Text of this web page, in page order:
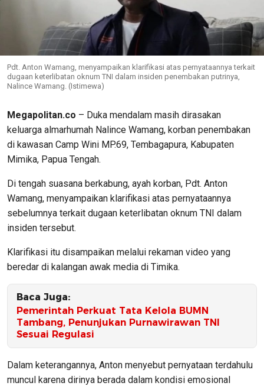
Pdt. Anton Wamang, menyampaikan klarifikasi atas pernyataannya terkait
dugaan keterlibatan oknum TNI dalam insiden penembakan putrinya,
Nalince Wamang. (Istimewa)
Megapolitan.co – Duka mendalam masih dirasakan
keluarga almarhumah Nalince Wamang, korban penembakan
di kawasan Camp Wini MP.69, Tembagapura, Kabupaten
Mimika, Papua Tengah.
Di tengah suasana berkabung, ayah korban, Pdt. Anton
Wamang, menyampaikan klarifikasi atas pernyataannya
sebelumnya terkait dugaan keterlibatan oknum TNI dalam
insiden tersebut.
Klarifikasi itu disampaikan melalui rekaman video yang
beredar di kalangan awak media di Timika.
Baca Juga:
Pemerintah Perkuat Tata Kelola BUMN
Tambang, Penunjukan Purnawirawan TNI
Sesuai Regulasi
Dalam keterangannya, Anton menyebut pernyataan terdahulu
muncul karena dirinya berada dalam kondisi emosional